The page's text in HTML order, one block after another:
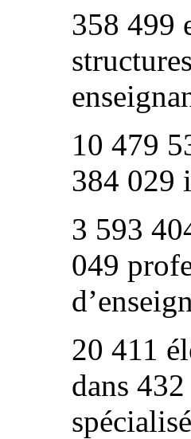
358 499
10 479
384 029
3 593
049
20 411
dans